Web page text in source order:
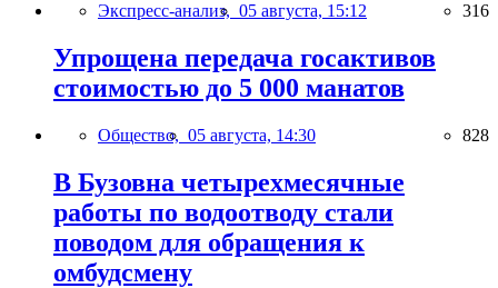
Экспресс-анализ, 05 августа, 15:12 316
Упрощена передача госактивов
стоимостью до 5 000 манатов
Общество, 05 августа, 14:30 828
В Бузовна четырехмесячные
работы по водоотводу стали
поводом для обращения к
омбудсмену